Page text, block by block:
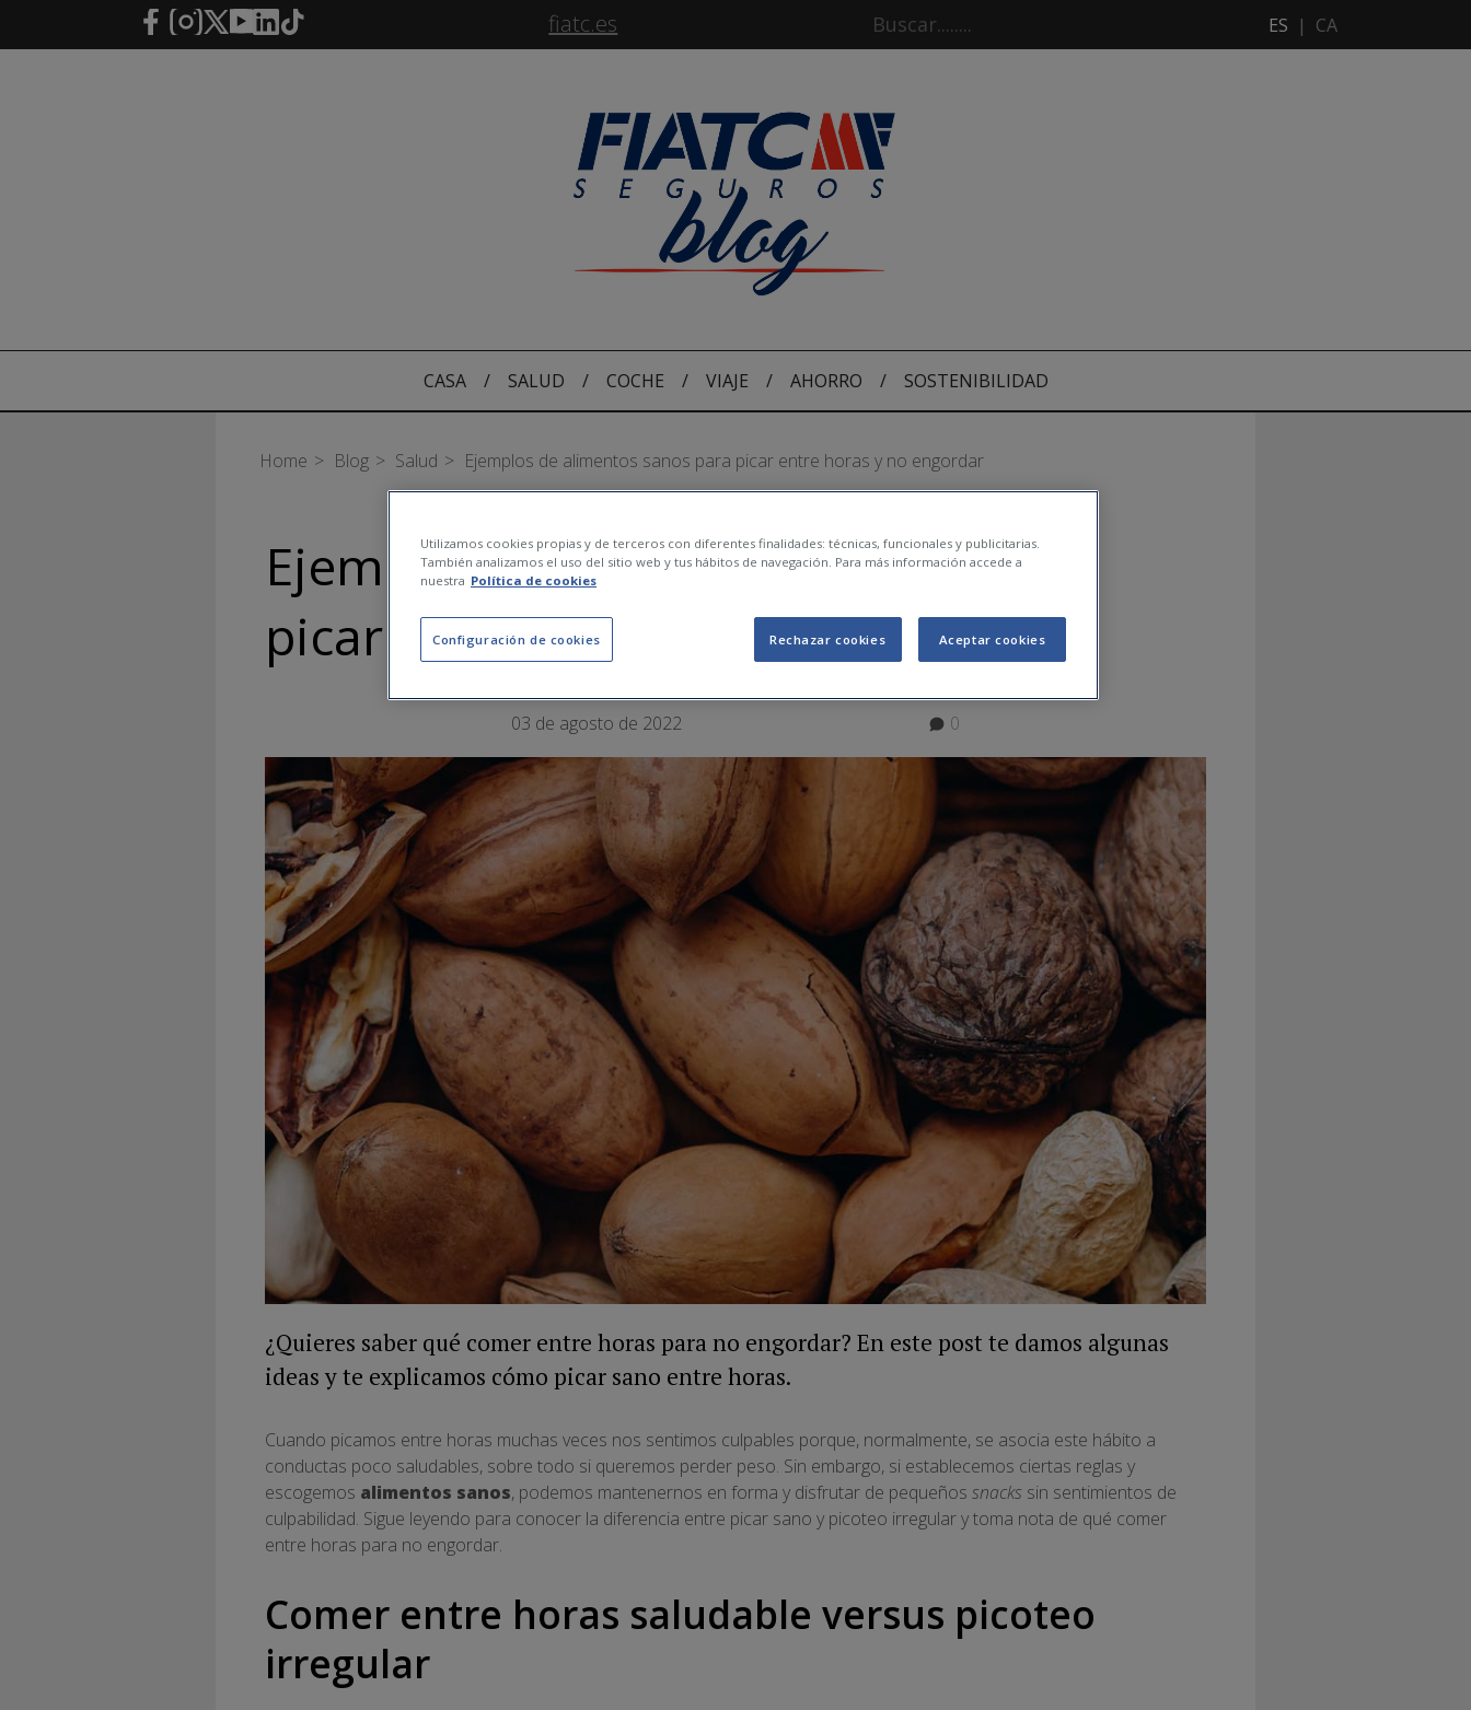
Saltar al contenido principal fiatc.es ES | CA
CASA / SALUD / COCHE / VIAJE / AHORRO / SOSTENIBILIDAD
Home Blog Salud Ejemplos de alimentos sanos para picar entre horas y no engordar
Ejemplos de alimentos sanos para
picar entre horas y no engordar
03 de agosto de 2022 0
¿Quieres saber qué comer entre horas para no engordar? En este post te damos algunas
ideas y te explicamos cómo picar sano entre horas.
Cuando picamos entre horas muchas veces nos sentimos culpables porque, normalmente, se asocia este hábito a
conductas poco saludables, sobre todo si queremos perder peso. Sin embargo, si establecemos ciertas reglas y
escogemos alimentos sanos, podemos mantenernos en forma y disfrutar de pequeños snacks sin sentimientos de
culpabilidad. Sigue leyendo para conocer la diferencia entre picar sano y picoteo irregular y toma nota de qué comer
entre horas para no engordar.
Comer entre horas saludable versus picoteo
irregular
Utilizamos cookies propias y de terceros con diferentes finalidades: técnicas, funcionales y publicitarias.
También analizamos el uso del sitio web y tus hábitos de navegación. Para más información accede a
nuestra Política de cookies
Configuración de cookies Rechazar cookies Aceptar cookies